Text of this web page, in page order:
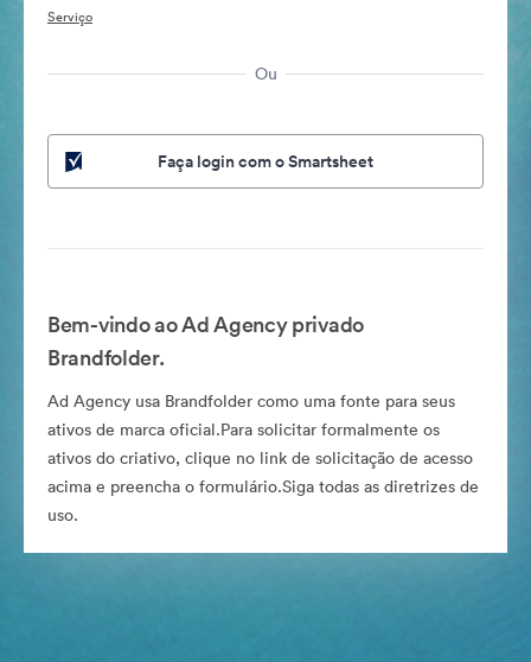
Serviço
Ou
Faça login com o Smartsheet
Bem-vindo ao Ad Agency privado
Brandfolder.
Ad Agency usa Brandfolder como uma fonte para seus
ativos de marca oficial.Para solicitar formalmente os
ativos do criativo, clique no link de solicitação de acesso
acima e preencha o formulário.Siga todas as diretrizes de
uso.